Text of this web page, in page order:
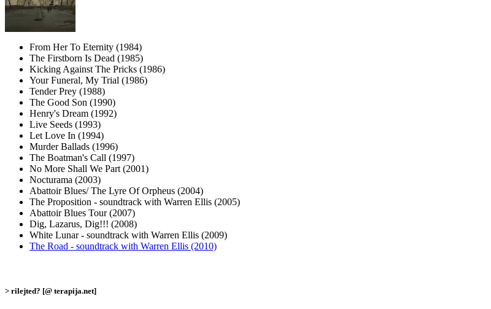
From Her To Eternity (1984)
The Firstborn Is Dead (1985)
Kicking Against The Pricks (1986)
Your Funeral, My Trial (1986)
Tender Prey (1988)
The Good Son (1990)
Henry's Dream (1992)
Live Seeds (1993)
Let Love In (1994)
Murder Ballads (1996)
The Boatman's Call (1997)
No More Shall We Part (2001)
Nocturama (2003)
Abattoir Blues/ The Lyre Of Orpheus (2004)
The Proposition - soundtrack with Warren Ellis (2005)
Abattoir Blues Tour (2007)
Dig, Lazarus, Dig!!! (2008)
White Lunar - soundtrack with Warren Ellis (2009)
The Road - soundtrack with Warren Ellis (2010)
> rilejted? [@ terapija.net]